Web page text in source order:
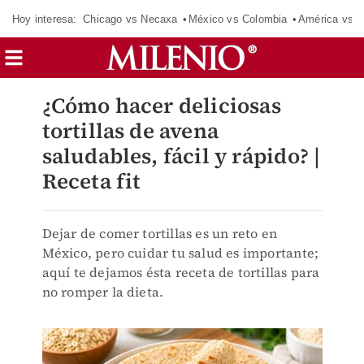
Hoy interesa: Chicago vs Necaxa México vs Colombia América vs
¿Cómo hacer deliciosas
tortillas de avena
saludables, fácil y rápido? |
Receta fit
Dejar de comer tortillas es un reto en
México, pero cuidar tu salud es importante;
aquí te dejamos ésta receta de tortillas para
no romper la dieta.